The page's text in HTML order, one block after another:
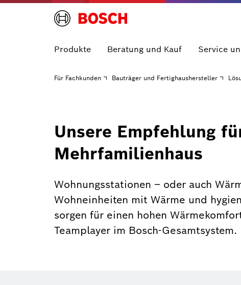
Produkte Beratung und Kauf Service
Für Fachkunden Bauträger und Fertighaushersteller
Unsere Empfehlung
Mehrfamilienhaus
Wohnungsstationen – oder auch
Wohneinheiten mit Wärme und
sorgen für einen hohen
Teamplayer im Bosch-Gesamtsystem.